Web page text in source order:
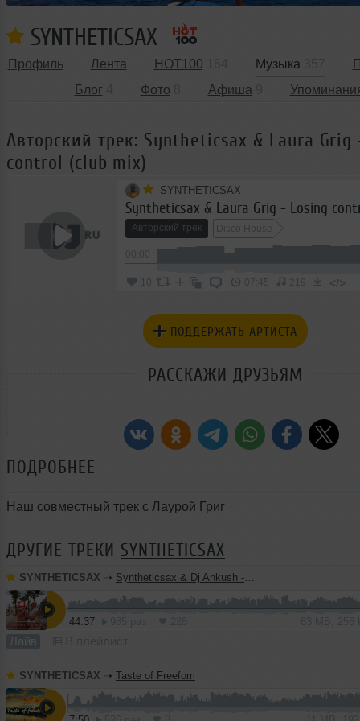
SYNTHETICSAX
Профиль Лента HOT100 Музыка
Блог
Фото Афиша
Авторский трек: Syntheticsax & Laura
control (club mix)
SYNTHETICSAX
Syntheticsax & Laura Grig - Losing
Авторский трек Disco House
07:45 219 </>
ПОДДЕРЖАТЬ АРТИСТА
РАССКАЖИ ДРУЗЬЯМ
ПОДРОБНЕЕ
Наш совместный трек с Лаурой Григ
ДРУГИЕ ТРЕКИ SYNTHETICSAX
SYNTHETICSAX ➝ Syntheticsax & Dj Ankush - Live saxophone mix from Bastian Riviera (GOA 2026)
44:37
Лайв
SYNTHETICSAX ➝ Taste of Freefom